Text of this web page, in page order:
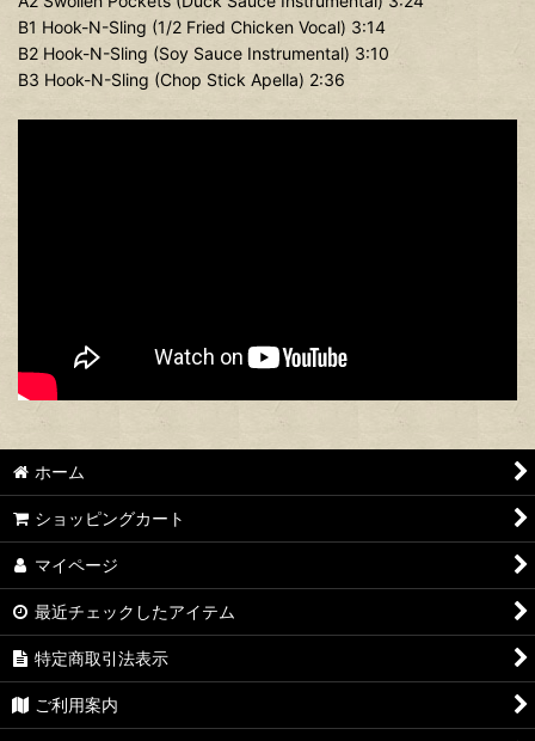
B1 Hook-N-Sling (1/2 Fried Chicken Vocal) 3:14
B2 Hook-N-Sling (Soy Sauce Instrumental) 3:10
B3 Hook-N-Sling (Chop Stick Apella) 2:36
ホーム
ショッピングカート
マイページ
最近チェックしたアイテム
特定商取引法表示
ご利用案内